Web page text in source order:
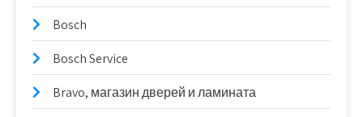
Bosch
Bosch Service
Bravo, магазин дверей и ламината